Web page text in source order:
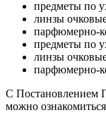
предметы по
линзы
парфюмерно-
предметы по
линзы
парфюмерно-
С Постановлением
можно